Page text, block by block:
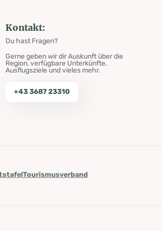
Kontakt:
Du hast Fragen?
Gerne geben wir dir Auskunft über die
Region, verfügbare Unterkünfte,
Ausflugsziele und vieles mehr.
+43 3687 23310
Tourismusverband